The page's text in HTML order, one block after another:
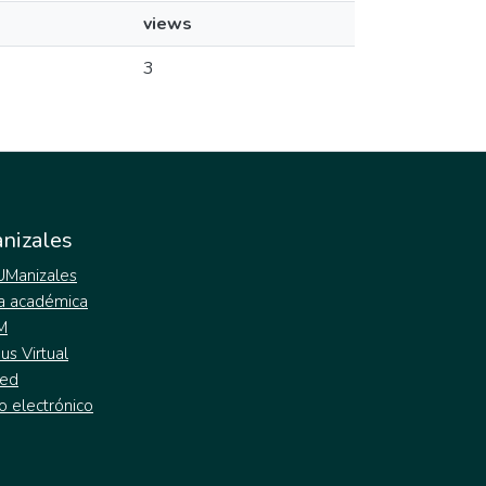
views
3
académica
Virtual
electrónico